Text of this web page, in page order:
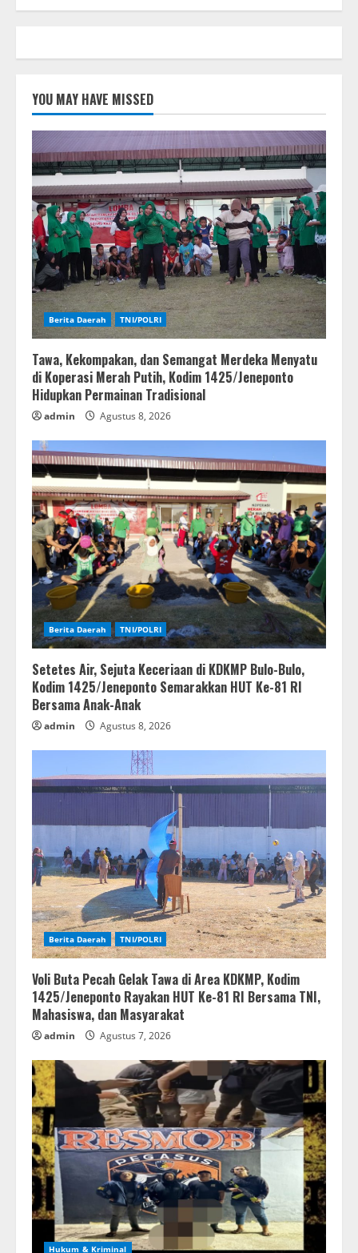
YOU MAY HAVE MISSED
Berita Daerah TNI/POLRI
Tawa, Kekompakan, dan Semangat Merdeka Menyatu
di Koperasi Merah Putih, Kodim 1425/Jeneponto
Hidupkan Permainan Tradisional
admin Agustus 8, 2026
Berita Daerah TNI/POLRI
Setetes Air, Sejuta Keceriaan di KDKMP Bulo-Bulo,
Kodim 1425/Jeneponto Semarakkan HUT Ke-81 RI
Bersama Anak-Anak
admin Agustus 8, 2026
Berita Daerah TNI/POLRI
Voli Buta Pecah Gelak Tawa di Area KDKMP, Kodim
1425/Jeneponto Rayakan HUT Ke-81 RI Bersama TNI,
Mahasiswa, dan Masyarakat
admin Agustus 7, 2026
Hukum & Kriminal